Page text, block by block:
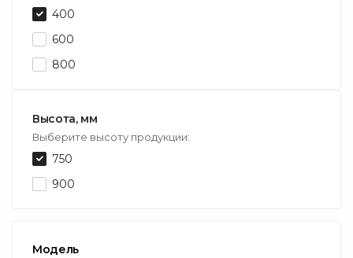
400
600
800
Высота, мм
Выберите высоту продукции:
750
900
Модель